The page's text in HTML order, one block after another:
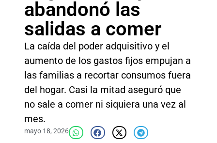
abandonó las
salidas a comer
La caída del poder adquisitivo y el
aumento de los gastos fijos empujan a
las familias a recortar consumos fuera
del hogar. Casi la mitad aseguró que
no sale a comer ni siquiera una vez al
mes.
mayo 18, 2026